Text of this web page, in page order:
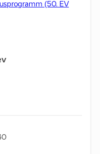
(50. EV